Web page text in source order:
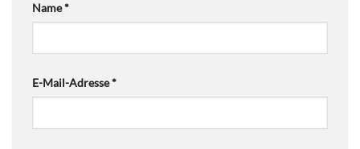
Name*
E-Mail-Adresse*